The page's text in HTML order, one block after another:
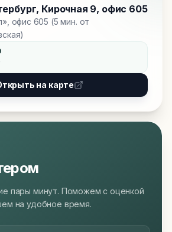
, Кирочная 9, офис 605
офис 605 (5 мин. от
на карте
пары минут. Поможем с оценкой
на удобное время.